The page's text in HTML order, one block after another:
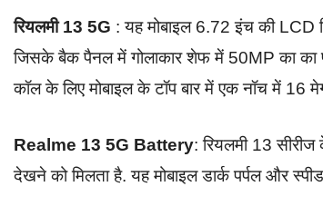
रियलमी 13 5G : यह मोबाइल 6.72 इंच की LCD
जिसके बैक पैनल में गोलाकार शेफ में 50MP का का
कॉल के लिए मोबाइल के टॉप बार में एक नॉच में 16
Realme 13 5G Battery: रियलमी 13
देखने को मिलता है. यह मोबाइल डार्क पर्पल और